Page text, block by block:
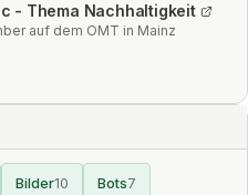
- Thema Nachhaltigkeit
auf dem OMT in Mainz
Bilder10 Bots7